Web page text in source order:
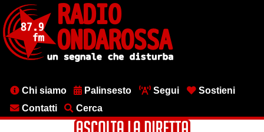
contenuto
principale
MenuChi siamo Palinsesto Segui
Sostieni
Contatti
Cerca